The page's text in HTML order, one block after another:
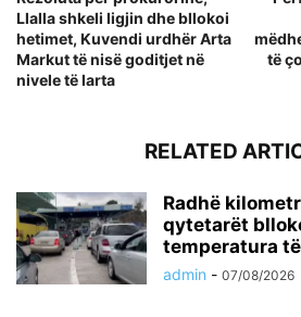
Llalla shkeli ligjin dhe bllokoi
hetimet, Kuvendi urdhër Arta
Markut të nisë goditjet në
nivele të larta
të
RELATED
Radhë
qytetarët
temperatura
admin - 07/08/2026